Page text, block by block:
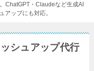
ChatGPT・Claudeなど生成AI
アップにも対応。
シュアップ代行